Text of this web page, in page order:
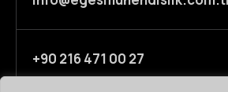
+90 216 471 00 27